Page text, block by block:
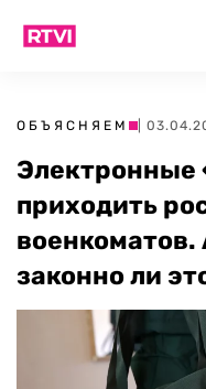
ОБЪЯСНЯЕМ |
Электронные
приходить
военкоматов.
законно ли